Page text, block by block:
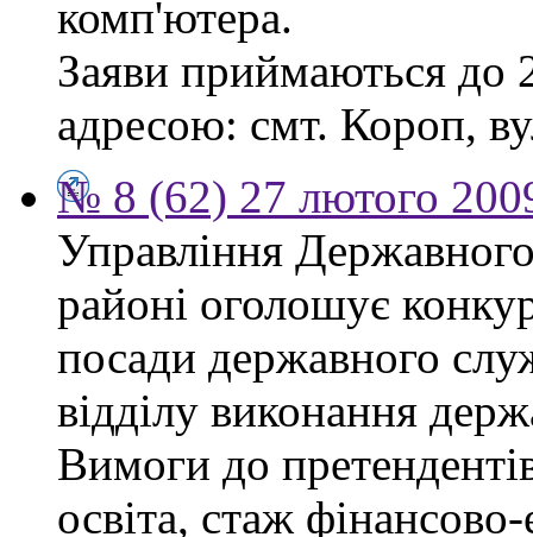
комп'ютера.
Заяви приймаються до
адресою: смт. Короп,
№ 8 (62) 27 лютого
Управління
районі оголошує
посади державного
відділу виконання
Вимоги до
освіта, стаж